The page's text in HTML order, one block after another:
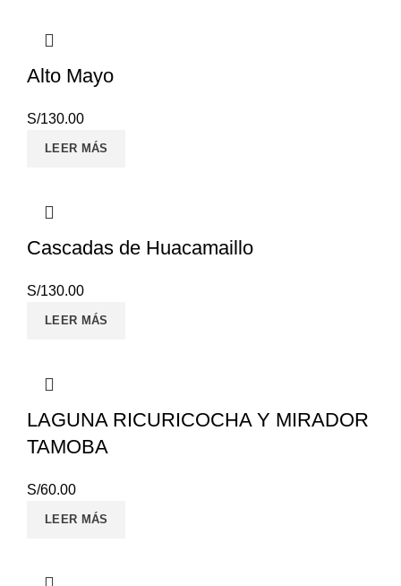
Alto Mayo
S/130.00
LEER MÁS
Cascadas de Huacamaillo
S/130.00
LEER MÁS
LAGUNA RICURICOCHA Y MIRADOR
TAMOBA
S/60.00
LEER MÁS